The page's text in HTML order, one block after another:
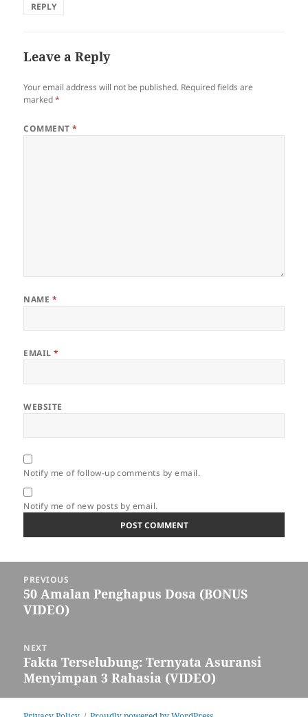
REPLY
Leave a Reply
Your email address will not be published. Required fields are
marked*
COMMENT*
NAME *
EMAIL*
WEBSITE
Notify me of follow-up comments by email.
Notify me of new posts by email.
navigation
PREVIOUS
Previous
post:
50 Amalan Penghapus Dosa (BONUS
VIDEO)
NEXT
Next
post:
Fakta Terselubung: Ternyata Asuransi
Menyimpan 3 Rahasia (VIDEO)